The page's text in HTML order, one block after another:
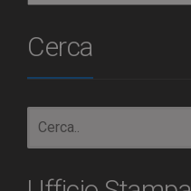
Cerca